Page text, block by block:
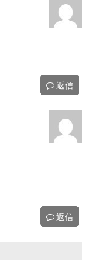
返信
返信